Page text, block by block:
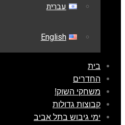
עברית
English
בית
החדרים
משחקי השוק!
קבוצות גדולות
ימי גיבוש בתל אביב